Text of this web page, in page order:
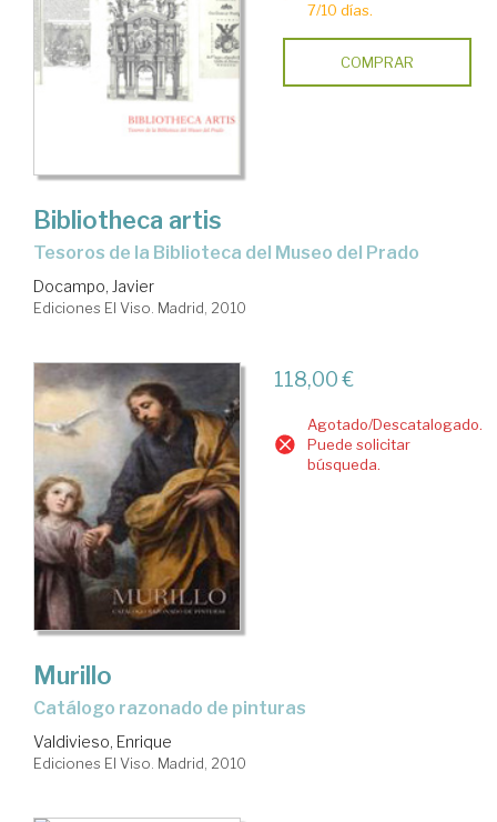
7/10 días.
COMPRAR
Bibliotheca artis
tesoros de la Biblioteca del Museo del Prado
Docampo, Javier
Ediciones El Viso. Madrid, 2010
118,00 €
Agotado/Descatalogado.
Puede solicitar
búsqueda.
Murillo
catálogo razonado de pinturas
Valdivieso, Enrique
Ediciones El Viso. Madrid, 2010